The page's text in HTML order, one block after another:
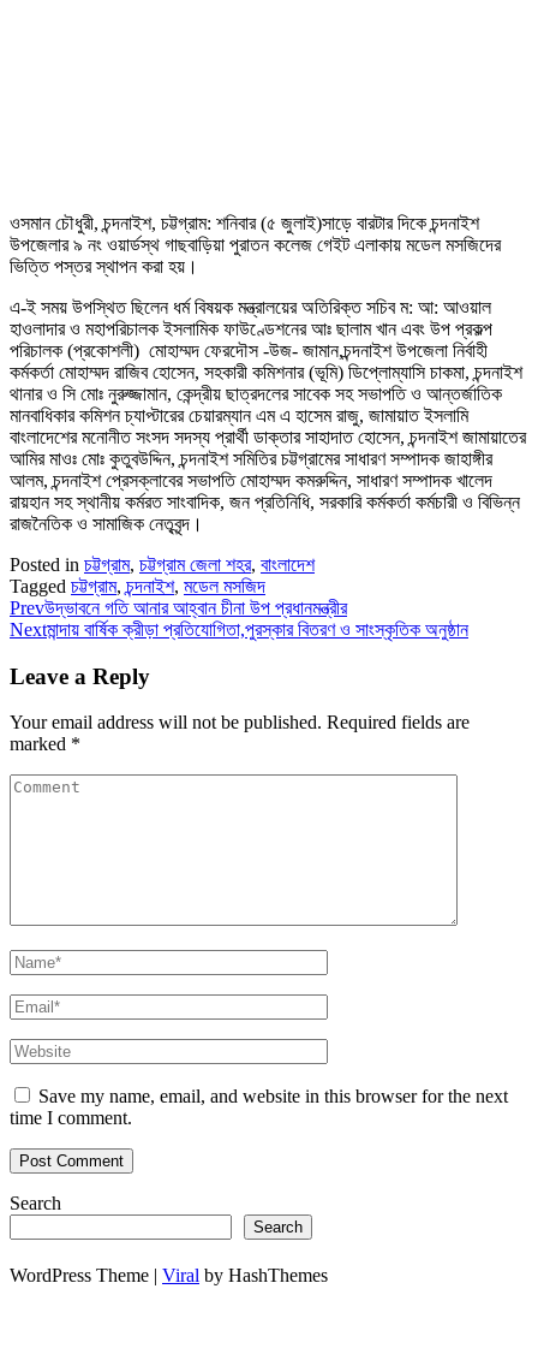
ওসমান চৌধুরী, চন্দনাইশ, চট্টগ্রাম: শনিবার (৫ জুলাই)সাড়ে বারটার দিকে চন্দনাইশ
উপজেলার ৯ নং ওয়ার্ডস্থ গাছবাড়িয়া পুরাতন কলেজ গেইট এলাকায় মডেল মসজিদের
ভিত্তি পস্তর স্থাপন করা হয়।
এ-ই সময় উপস্থিত ছিলেন ধর্ম বিষয়ক মন্ত্রালয়ের অতিরিক্ত সচিব ম: আ: আওয়াল
হাওলাদার ও মহাপরিচালক ইসলামিক ফাউণ্ডেশনের আঃ ছালাম খান এবং উপ প্রকল্প
পরিচালক (প্রকোশলী) মোহাম্মদ ফেরদৌস -উজ- জামান,চন্দনাইশ উপজেলা নির্বাহী
কর্মকর্তা মোহাম্মদ রাজিব হোসেন, সহকারী কমিশনার (ভূমি) ডিপ্লোম্যাসি চাকমা, চন্দনাইশ
থানার ও সি মোঃ নুরুজ্জামান, কেন্দ্রীয় ছাত্রদলের সাবেক সহ সভাপতি ও আন্তর্জাতিক
মানবাধিকার কমিশন চ্যাপ্টারের চেয়ারম্যান এম এ হাসেম রাজু, জামায়াত ইসলামি
বাংলাদেশের মনোনীত সংসদ সদস্য প্রার্থী ডাক্তার সাহাদাত হোসেন, চন্দনাইশ জামায়াতের
আমির মাওঃ মোঃ কুতুবউদ্দিন, চন্দনাইশ সমিতির চট্টগ্রামের সাধারণ সম্পাদক জাহাঙ্গীর
আলম, চন্দনাইশ প্রেসক্লাবের সভাপতি মোহাম্মদ কমরুদ্দিন, সাধারণ সম্পাদক খালেদ
রায়হান সহ স্থানীয় কর্মরত সাংবাদিক, জন প্রতিনিধি, সরকারি কর্মকর্তা কর্মচারী ও বিভিন্ন
রাজনৈতিক ও সামাজিক নেতৃবৃন্দ।
Posted in চট্টগ্রাম, চট্টগ্রাম জেলা শহর, বাংলাদেশ
Tagged চট্টগ্রাম, চন্দনাইশ, মডেল মসজিদ
Prevউদ্ভাবনে গতি আনার আহ্বান চীনা উপ প্রধানমন্ত্রীর
Nextমান্দায় বার্ষিক ক্রীড়া প্রতিযোগিতা,পুরস্কার বিতরণ ও সাংস্কৃতিক অনুষ্ঠান
Leave a Reply
Your email address will not be published. Required fields are
marked *
Save my name, email, and website in this browser for the next
time I comment.
Search
Search
WordPress Theme | Viral by HashThemes